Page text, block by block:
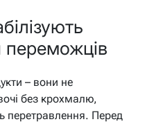
переможців
– вони не
без крохмалю,
перетравлення. Перед